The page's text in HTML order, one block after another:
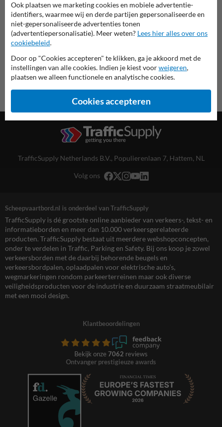
deze informatie printen
overzicht officiële scheepvaartborden
Scheepvaartbord.nl
TrafficSupply Netherlands B.V., Populierenlaan 7, Hattem, NL
Volg ons
Scheepvaartbord.nl is onderdeel van TrafficSupply
TrafficSupply is dé grootste online aanbieder van verkeers-, tekst- en
informatieborden en meer dan 10.000 verkeersgerelateerde
producten. TrafficSupply bestaat uit meerdere webshopconcepten,
onder te verdelen in Traffic, Parking en Safety. Bij ons koop je zowel
verkeersborden met de daarbij behorende beugels en
verkeersbordpalen, oplaadpalen voor elektrische auto’s,
wegmarkeringen rondom parkeerterreinen maar ook diverse
veiligheidsproducten voor de industrie en duurzaam straatmeubilair
met een mooi design.
Klantbeoordelingen
Bekijk onze 7062 reviews
Ontvanger prestigieuze awards
Ook plaatsen we marketing cookies en mobiele advertentie-
identifiers, waarmee wij en derde partijen gepersonaliseerde en
niet-gepersonaliseerde advertenties tonen
(advertentiepersonalisatie). Meer weten? Lees hier alles over ons
cookiebeleid.
Door op "Cookies accepteren" te klikken, ga je akkoord met de
instellingen van alle cookies. Indien je kiest voorweigeren,
plaatsen we alleen functionele en analytische cookies.
Cookies accepteren